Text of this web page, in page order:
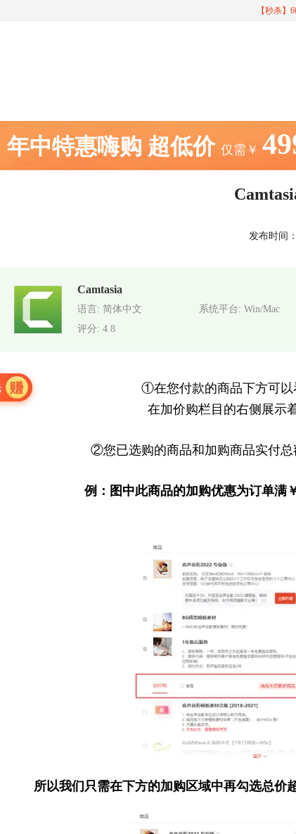
【秒杀】
年中特惠嗨购 超低价 仅需￥
发布时间
Camtasia
语言: 简体中文 系统平台: Win/Mac
评分: 4.8
①在您付款的商品下方可以
在加价购栏目的右侧展示
②您已选购的商品和加购商品实付总
例：图中此商品的加购优惠为订单满
所以我们只需在下方的加购区域中再勾选总价